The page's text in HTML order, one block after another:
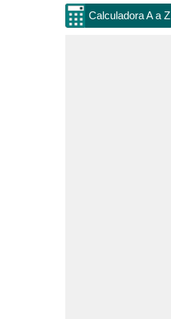
Calculadora A a Z